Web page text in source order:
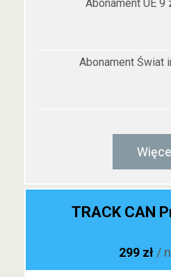
Abonament UE 9
Abonament Świat
TRACK CAN
299 zł /